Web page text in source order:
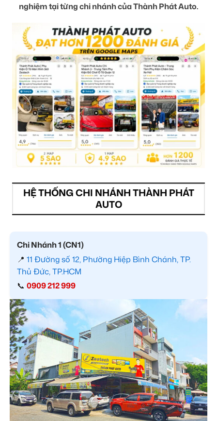
nghiệm tại từng chi nhánh của Thành Phát Auto.
HỆ THỐNG CHI NHÁNH THÀNH PHÁT
AUTO
Chi Nhánh 1 (CN1)
📍 11 Đường số 12, Phường Hiệp Bình Chánh, TP.
Thủ Đức, TP.HCM
📞 0909 212 999